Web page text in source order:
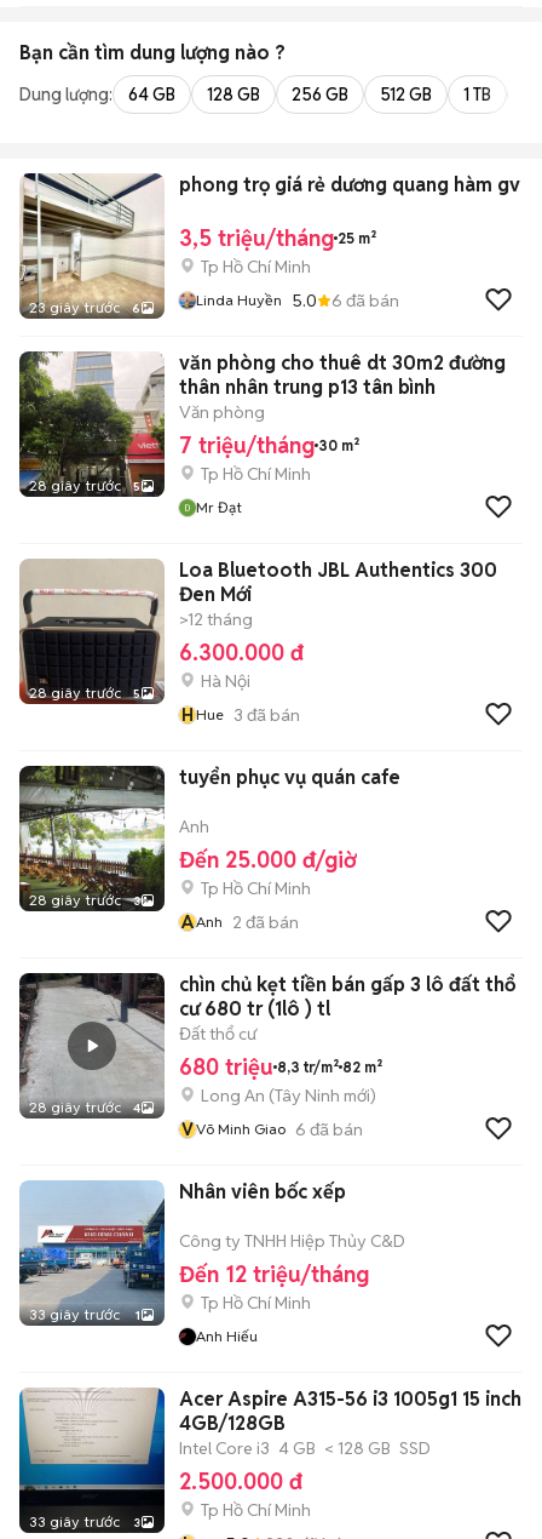
Bạn cần tìm dung lượng nào ?
Dung lượng: 64 GB 128 GB 256 GB 512 GB 1 TB
23 giây trước 6
phong trọ giá rẻ dương quang hàm gv
3,5 triệu/tháng 25 m²
Tp Hồ Chí Minh
Linda Huyền 5.0 6 đã bán
28 giây trước 5
văn phòng cho thuê dt 30m2 đường
thân nhân trung p13 tân bình
Văn phòng
7 triệu/tháng 30 m²
Tp Hồ Chí Minh
Mr Đạt
28 giây trước 5
Loa Bluetooth JBL Authentics 300
Đen Mới
>12 tháng
6.300.000 đ
Hà Nội
HHue 3 đã bán
28 giây trước 3
tuyển phục vụ quán cafe
Anh
Đến 25.000 đ/giờ
Tp Hồ Chí Minh
AAnh 2 đã bán
28 giây trước 4
chìn chủ kẹt tiền bán gấp 3 lô đất thổ
cư 680 tr (1lô ) tl
Đất thổ cư
680 triệu 8,3 tr/m² 82 m²
Long An (Tây Ninh mới)
VVõ Minh Giao 6 đã bán
33 giây trước 1
Nhân viên bốc xếp
Công ty TNHH Hiệp Thủy C&D
Đến 12 triệu/tháng
Tp Hồ Chí Minh
Anh Hiếu
33 giây trước 3
Acer Aspire A315-56 i3 1005g1 15 inch
4GB/128GB
Intel Core i3 4 GB < 128 GB SSD
2.500.000 đ
Tp Hồ Chí Minh